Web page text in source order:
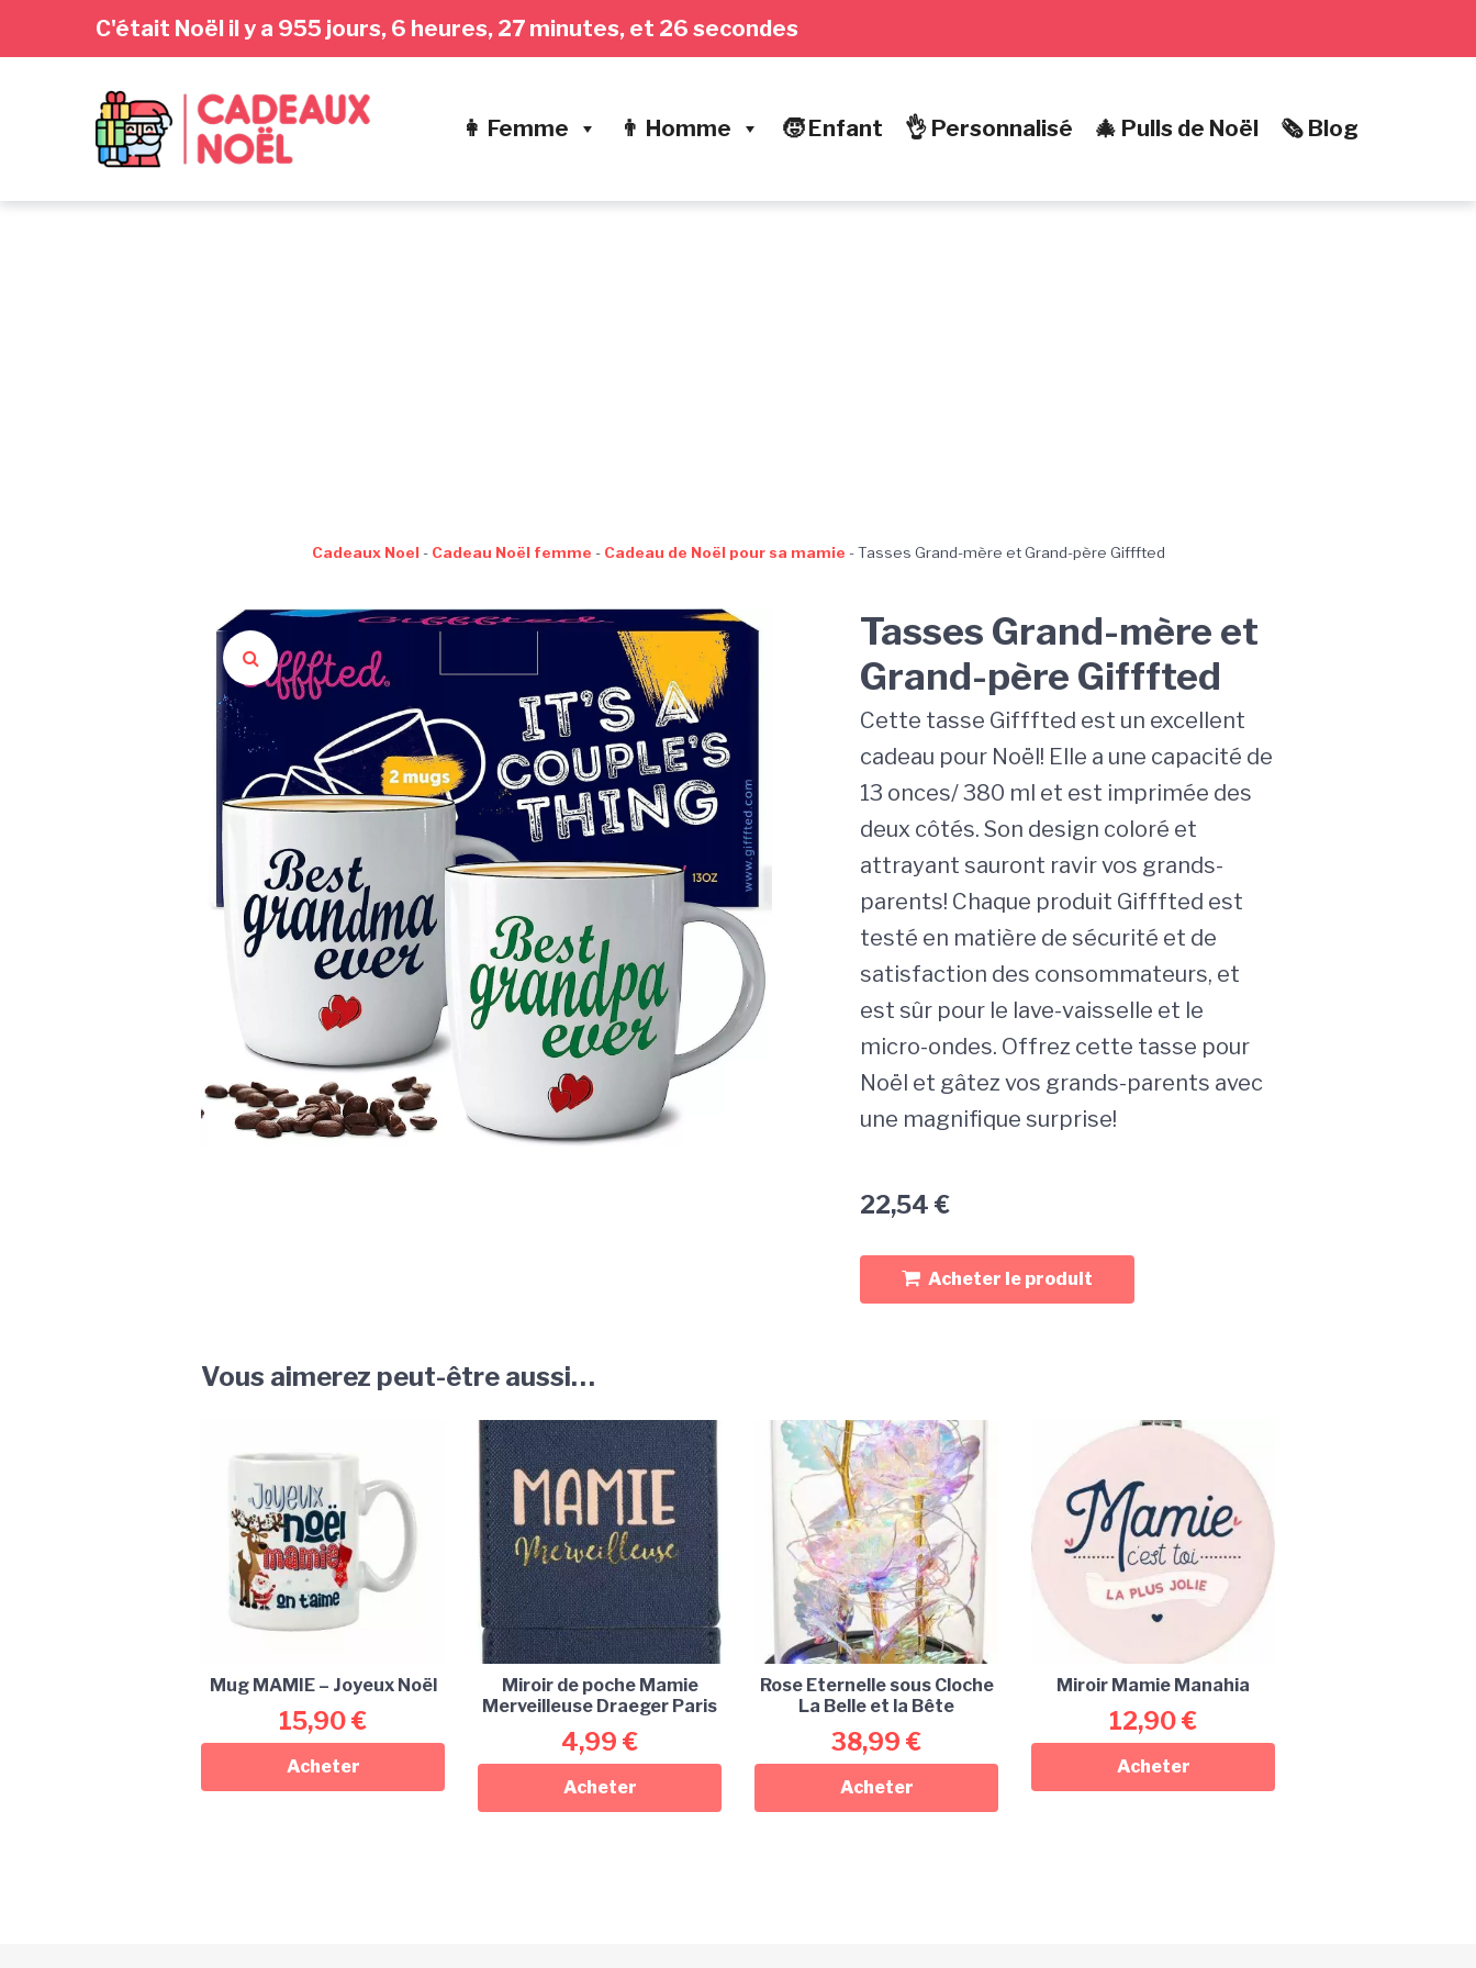
navigation
C'était Noël il y a 955 jours, 6 heures, 27 minutes, et 27 secondes
👩 Femme 👨 Homme 🧒 Enfant 👌 Personnalisé 🎄 Pulls de Noël 🗞️ Blog
Cadeaux Noel - Cadeau Noël femme - Cadeau de Noël pour sa mamie -Tasses Grand-mère et Grand-père Gifffted
Tasses Grand-mère et
Grand-père Gifffted
Cette tasse Gifffted est un excellent
cadeau pour Noël! Elle a une capacité de
13 onces/ 380 ml et est imprimée des
deux côtés. Son design coloré et
attrayant sauront ravir vos grands-
parents! Chaque produit Gifffted est
testé en matière de sécurité et de
satisfaction des consommateurs, et
est sûr pour le lave-vaisselle et le
micro-ondes. Offrez cette tasse pour
Noël et gâtez vos grands-parents avec
une magnifique surprise!
22,54 €
Acheter le produit
Vous aimerez peut-être aussi…
Mug MAMIE – Joyeux Noël
15,90€
Acheter
Miroir de poche Mamie
Merveilleuse Draeger Paris
4,99 €
Acheter
Rose Eternelle sous Cloche
La Belle et la Bête
38,99 €
Acheter
Miroir Mamie Manahia
12,90€
Acheter